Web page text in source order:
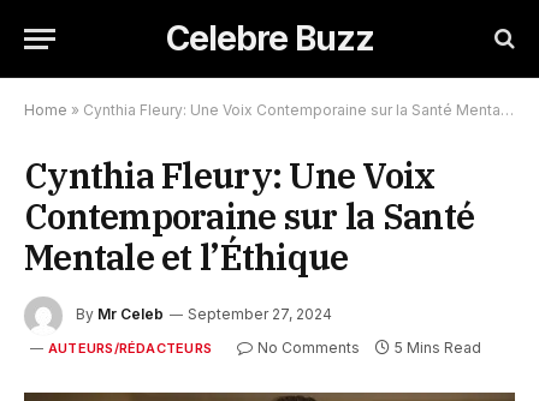
Celebre Buzz
Home » Cynthia Fleury: Une Voix Contemporaine sur la Santé Mentale et l’Éthique
Cynthia Fleury: Une Voix
Contemporaine sur la Santé
Mentale et l’Éthique
By Mr Celeb September 27, 2024
AUTEURS/RÉDACTEURS No Comments 5 Mins Read